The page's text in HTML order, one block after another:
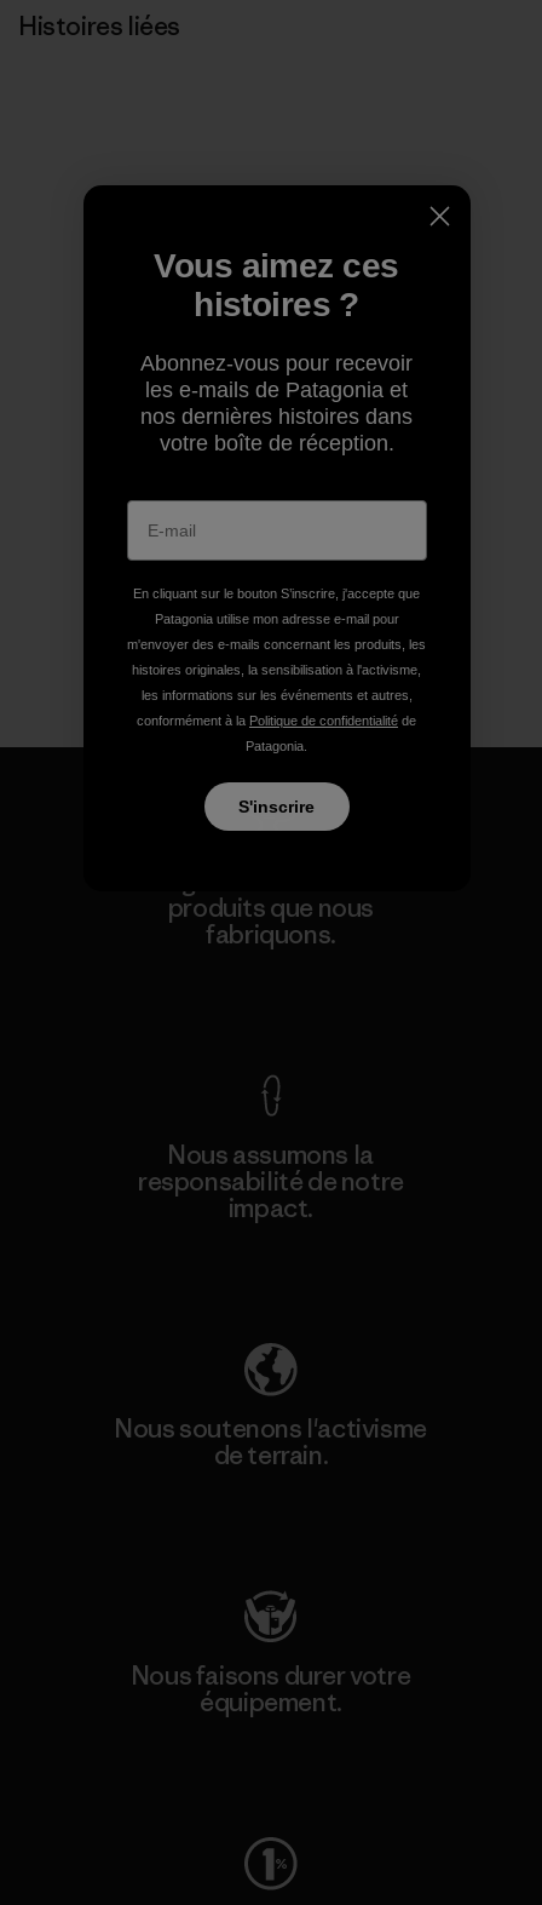
Histoires liées
produits que nous
fabriquons.
Nous assumons la
responsabilité de notre
impact.
Nous soutenons l'activisme
de terrain.
Nous faisons durer votre
équipement.
Vous aimez ces
histoires ?
Abonnez-vous pour recevoir
les e-mails de Patagonia et
nos dernières histoires dans
votre boîte de réception.
En cliquant sur le bouton S’inscrire, j'accepte que
Patagonia utilise mon adresse e-mail pour
m'envoyer des e-mails concernant les produits, les
histoires originales, la sensibilisation à l'activisme,
les informations sur les événements et autres,
conformément à la Politique de confidentialité de
Patagonia.
S'inscrire